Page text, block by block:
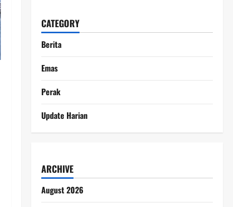
CATEGORY
Berita
Emas
Perak
Update Harian
ARCHIVE
August 2026